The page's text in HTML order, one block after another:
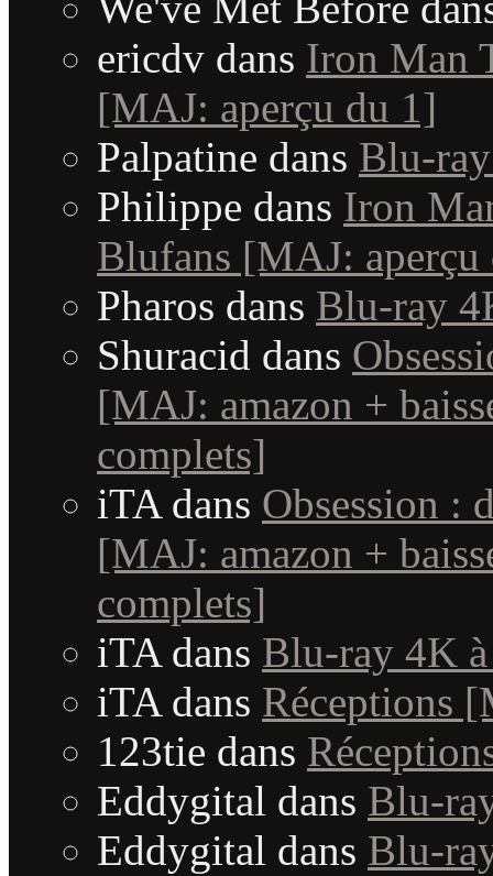
ericdv dans Iron Man
[MAJ: aperçu du 1]
Palpatine dans Blu-
Philippe dans Iron
Blufans [MAJ: aperçu
Pharos dans Blu-ray
Shuracid dans
[MAJ: amazon +
complets]
iTAdans Obsession :
[MAJ: amazon +
complets]
iTAdans Blu-ray 4K
iTAdans Réceptions
123tie dans
Eddygital dans Blu-
Eddygital dans Blu-